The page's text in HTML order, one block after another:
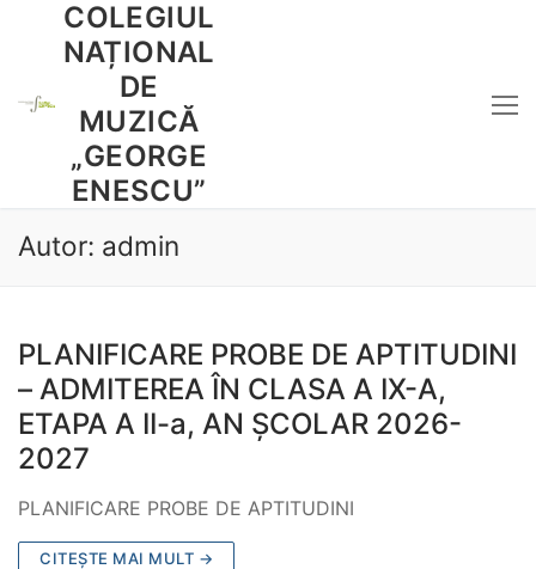
COLEGIUL
NAȚIONAL
DE
MUZICĂ
„GEORGE
ENESCU”
Autor: admin
PLANIFICARE PROBE DE APTITUDINI
– ADMITEREA ÎN CLASA A IX-A,
ETAPA A II-a, AN ȘCOLAR 2026-
2027
PLANIFICARE PROBE DE APTITUDINI
CITEȘTE MAI MULT →